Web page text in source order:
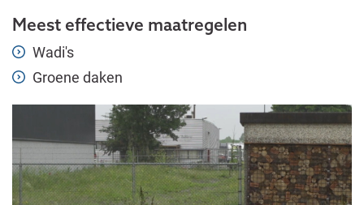
Meest effectieve maatregelen
Wadi's
Groene daken